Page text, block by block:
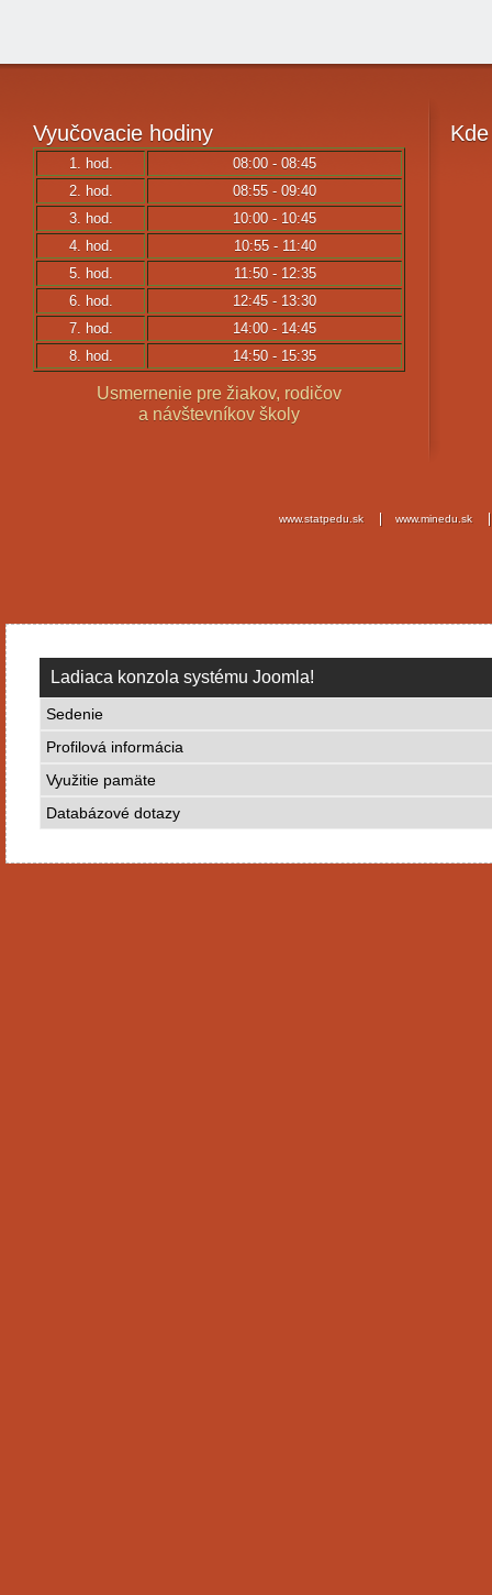
Vyučovacie hodiny
1. hod.
08:00 - 08:45
2. hod.
08:55 - 09:40
3. hod.
10:00 - 10:45
4. hod.
10:55 - 11:40
5. hod.
11:50 - 12:35
6. hod.
12:45 - 13:30
7. hod.
14:00 - 14:45
8. hod.
14:50 - 15:35
Usmernenie pre žiakov, rodičov
a návštevníkov školy
Kde
www.statpedu.sk www.minedu.sk
Ladiaca konzola systému Joomla!
Sedenie
Profilová informácia
Využitie pamäte
Databázové dotazy